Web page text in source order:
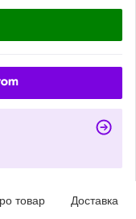
товар Доставка